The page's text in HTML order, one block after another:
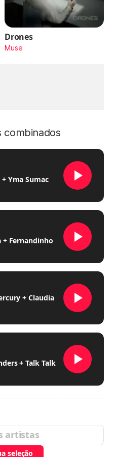
Drones
Muse
combinados
Yma Sumac
+ Fernandinho
+ Claudia
+ Talk Talk
seleção